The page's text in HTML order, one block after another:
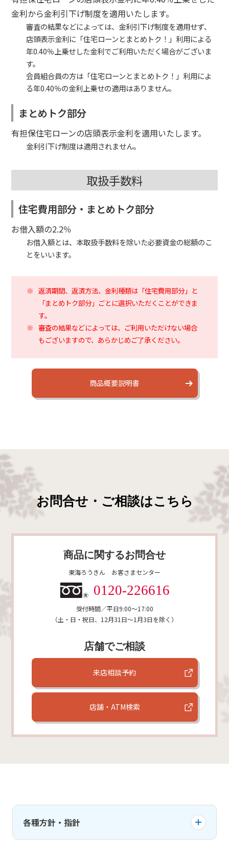
金利から金利引下げ制度を適用いたします。
審査の結果などによっては、金利引下げ制度を適用せず、
店頭表示金利に「住宅ローンとまとめトク！」利用による
年0.40％上乗せした金利でご利用いただく場合がございま
す。
会員組合員の方は「住宅ローンとまとめトク！」利用によ
る年0.40％の金利上乗せの適用はありません。
まとめトク部分
有担保住宅ローンの店頭表示金利を適用いたします。
金利引下げ制度は適用されません。
取扱手数料
住宅費用部分・まとめトク部分
お借入額の2.2％
お借入額とは、本取扱手数料を除いた必要資金の総額のこ
とをいいます。
※ 返済期間、返済方法、金利種類は「住宅費用部分」と
「まとめトク部分」ごとに選択いただくことができま
す。
※ 審査の結果などによっては、ご利用いただけない場合
もございますので、あらかじめご了承ください。
商品概要説明書
お問合せ・ご相談はこちら
商品に関するお問合せ
東海ろうきん お客さまセンター
0120-226616
受付時間／平日9:00～17:00
（土・日・祝日、12月31日〜1月3日を除く）
店舗でご相談
来店相談予約
店舗・ATM検索
各種方針・指針